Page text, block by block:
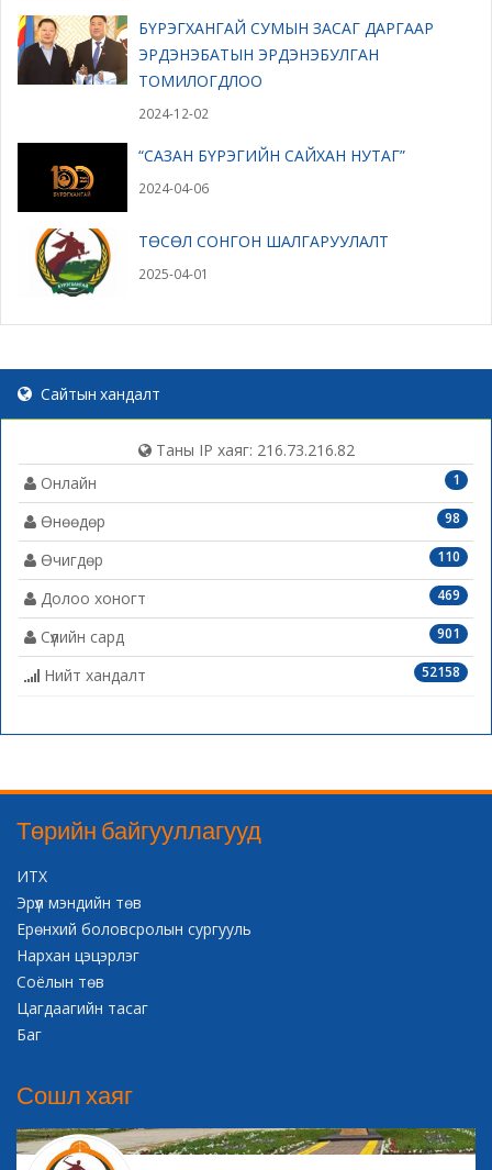
БҮРЭГХАНГАЙ СУМЫН ЗАСАГ ДАРГААР
ЭРДЭНЭБАТЫН ЭРДЭНЭБУЛГАН
ТОМИЛОГДЛОО
2024-12-02
“САЗАН БҮРЭГИЙН САЙХАН НУТАГ”
2024-04-06
ТӨСӨЛ СОНГОН ШАЛГАРУУЛАЛТ
2025-04-01
Сайтын хандалт
Таны IP хаяг: 216.73.216.82
1
Онлайн
98
Өнөөдөр
110
Өчигдөр
469
Долоо хоногт
901
Сүүлийн сард
52158
Нийт хандалт
Төрийн байгууллагууд
ИТХ
Эрүүл мэндийн төв
Ерөнхий боловсролын сургууль
Нархан цэцэрлэг
Соёлын төв
Цагдаагийн тасаг
Баг
Сошл хаяг